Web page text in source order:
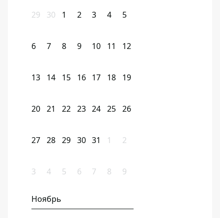
29 30 1 2 3 4 5
6 7 8 9 10 11 12
13 14 15 16 17 18 19
20 21 22 23 24 25 26
27 28 29 30 31 1 2
3 4 5 6 7 8 9
Ноябрь